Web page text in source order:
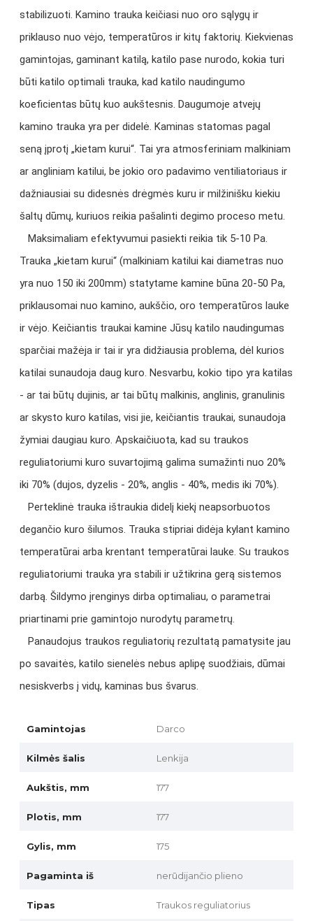
stabilizuoti. Kamino trauka keičiasi nuo oro sąlygų ir
priklauso nuo vėjo, temperatūros ir kitų faktorių. Kiekvienas
gamintojas, gaminant katilą, katilo pase nurodo, kokia turi
būti katilo optimali trauka, kad katilo naudingumo
koeficientas būtų kuo aukštesnis. Daugumoje atvejų
kamino trauka yra per didelė. Kaminas statomas pagal
seną įprotį „kietam kurui“. Tai yra atmosferiniam malkiniam
ar angliniam katilui, be jokio oro padavimo ventiliatoriaus ir
dažniausiai su didesnės drėgmės kuru ir milžinišku kiekiu
šaltų dūmų, kuriuos reikia pašalinti degimo proceso metu.
Maksimaliam efektyvumui pasiekti reikia tik 5-10 Pa.
Trauka „kietam kurui“ (malkiniam katilui kai diametras nuo
yra nuo 150 iki 200mm) statytame kamine būna 20-50 Pa,
priklausomai nuo kamino, aukščio, oro temperatūros lauke
ir vėjo. Keičiantis traukai kamine Jūsų katilo naudingumas
sparčiai mažėja ir tai ir yra didžiausia problema, dėl kurios
katilai sunaudoja daug kuro. Nesvarbu, kokio tipo yra katilas
- ar tai būtų dujinis, ar tai būtų malkinis, anglinis, granulinis
ar skysto kuro katilas, visi jie, keičiantis traukai, sunaudoja
žymiai daugiau kuro. Apskaičiuota, kad su traukos
reguliatoriumi kuro suvartojimą galima sumažinti nuo 20%
iki 70% (dujos, dyzelis - 20%, anglis - 40%, medis iki 70%).
Perteklinė trauka ištraukia didelį kiekį neapsorbuotos
degančio kuro šilumos. Trauka stipriai didėja kylant kamino
temperatūrai arba krentant temperatūrai lauke. Su traukos
reguliatoriumi trauka yra stabili ir užtikrina gerą sistemos
darbą. Šildymo įrenginys dirba optimaliau, o parametrai
priartinami prie gamintojo nurodytų parametrų.
Panaudojus traukos reguliatorių rezultatą pamatysite jau
po savaitės, katilo sienelės nebus aplipę suodžiais, dūmai
nesiskverbs į vidų, kaminas bus švarus.
Gamintojas Darco
Kilmės šalis Lenkija
Aukštis, mm 177
Plotis, mm 177
Gylis, mm 175
Pagaminta iš nerūdijančio plieno
Tipas Traukos reguliatorius